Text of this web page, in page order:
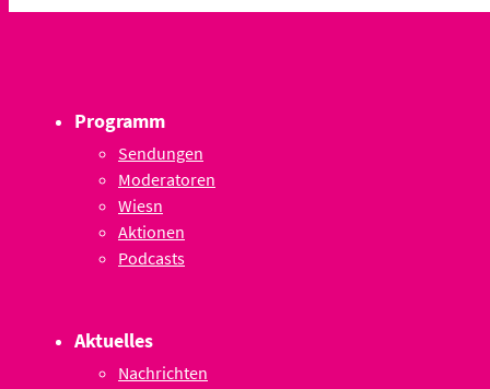
Programm
Sendungen
Moderatoren
Wiesn
Aktionen
Podcasts
Aktuelles
Nachrichten